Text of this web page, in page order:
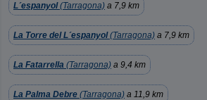
L´espanyol(Tarragona) a 7,9 km
La Torre del L´espanyol(Tarragona) a 7,9 km
La Fatarrella (Tarragona) a 9,4 km
La Palma Debre (Tarragona) a 11,9 km